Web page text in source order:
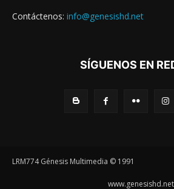
Contáctenos: info@genesishd.net
SÍGUENOS EN
LRM774 Génesis Multimedia © 1991
www.genesishd.net